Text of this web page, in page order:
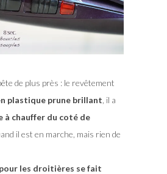
de plus près : le revêtement
plastique prune brillant , il a
à chauffer du coté de
il est en marche, mais rien de
pour les droitières se fait